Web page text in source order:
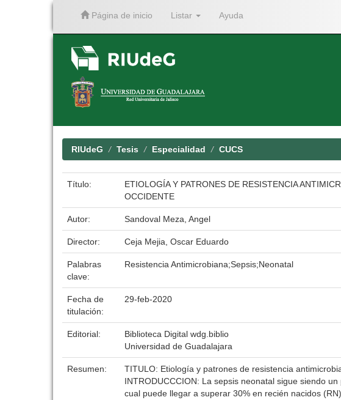
Página de inicio Listar Ayuda
RIUdeG Tesis Especialidad CUCS
Título:
ETIOLOGÍA Y PATRONES DE RESISTENCIA
OCCIDENTE
Autor: Sandoval Meza, Angel
Director: Ceja Mejia, Oscar Eduardo
Palabras
clave:
Resistencia Antimicrobiana;Sepsis;Neonatal
Fecha de
titulación:
29-feb-2020
Editorial:
Biblioteca Digital wdg.biblio
Universidad de Guadalajara
Resumen:
TITULO: Etiología y patrones de resistencia
INTRODUCCCION: La sepsis neonatal sigue siendo
cual puede llegar a superar 30% en recién nacidos